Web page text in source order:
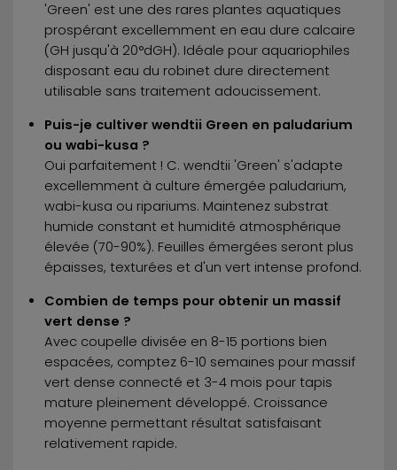
'Green' est une des rares plantes aquatiques
prospérant excellemment en eau dure calcaire
(GH jusqu'à 20°dGH). Idéale pour aquariophiles
disposant eau du robinet dure directement
utilisable sans traitement adoucissement.
Puis-je cultiver wendtii Green en paludarium
ou wabi-kusa ?
Oui parfaitement ! C. wendtii 'Green' s'adapte
excellemment à culture émergée paludarium,
wabi-kusa ou ripariums. Maintenez substrat
humide constant et humidité atmosphérique
élevée (70-90%). Feuilles émergées seront plus
épaisses, texturées et d'un vert intense profond.
Combien de temps pour obtenir un massif
vert dense ?
Avec coupelle divisée en 8-15 portions bien
espacées, comptez 6-10 semaines pour massif
vert dense connecté et 3-4 mois pour tapis
mature pleinement développé. Croissance
moyenne permettant résultat satisfaisant
relativement rapide.